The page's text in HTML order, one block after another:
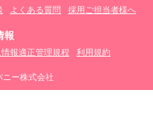
よくある質問 採用ご担当者様へ
報
報適正管理規程 利用規約
ー株式会社